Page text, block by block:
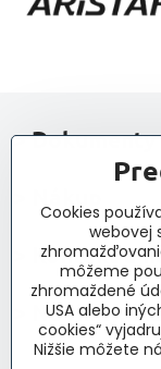
> Dokumenty
> Kontakt a
> Novinky,
Cookies
webovej
môžeme
zhromaždené
USA alebo
cookies“
Nižšie môžete